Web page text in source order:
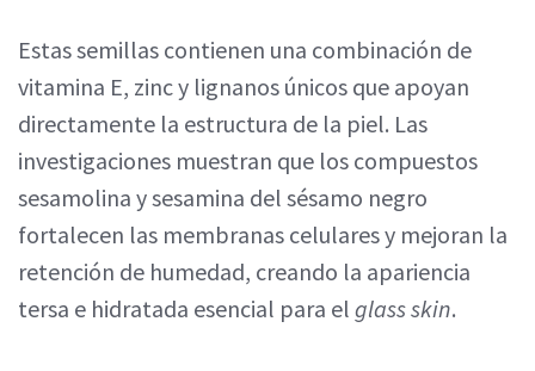
Estas semillas contienen una combinación de
vitamina E, zinc y lignanos únicos que apoyan
directamente la estructura de la piel. Las
investigaciones muestran que los compuestos
sesamolina y sesamina del sésamo negro
fortalecen las membranas celulares y mejoran la
retención de humedad, creando la apariencia
tersa e hidratada esencial para el glass skin.